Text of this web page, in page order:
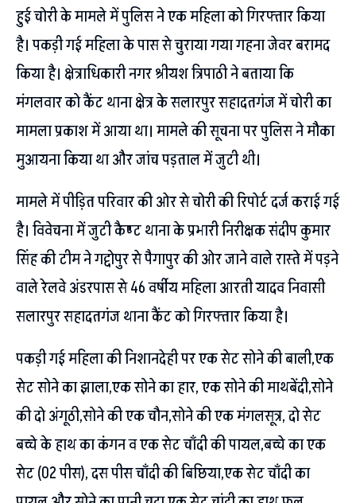
हुई चोरी के मामले में पुलिस ने एक महिला को गिरफ्तार किया
है। पकड़ी गई महिला के पास से चुराया गया गहना जेवर बरामद
किया है। क्षेत्राधिकारी नगर श्रीयश त्रिपाठी ने बताया कि
मंगलवार को कैंट थाना क्षेत्र के सलारपुर सहादतगंज में चोरी का
मामला प्रकाश में आया था। मामले की सूचना पर पुलिस ने मौका
मुआयना किया था और जांच पड़ताल में जुटी थी।
मामले में पीड़ित परिवार की ओर से चोरी की रिपोर्ट दर्ज कराई गई
है। विवेचना में जुटी कैण्ट थाना के प्रभारी निरीक्षक संदीप कुमार
सिंह की टीम ने गद्दोपुर से पैगापुर की ओर जाने वाले रास्ते में पड़ने
वाले रेलवे अंडरपास से 46 वर्षीय महिला आरती यादव निवासी
सलारपुर सहादतगंज थाना कैंट को गिरफ्तार किया है।
पकड़ी गई महिला की निशानदेही पर एक सेट सोने की बाली,एक
सेट सोने का झाला,एक सोने का हार, एक सोने की माथबेंदी,सोने
की दो अंगूठी,सोने की एक चौन,सोने की एक मंगलसूत्र, दो सेट
बच्चे के हाथ का कंगन व एक सेट चाँदी की पायल,बच्चे का एक
सेट (02 पीस), दस पीस चाँदी की बिछिया,एक सेट चाँदी का